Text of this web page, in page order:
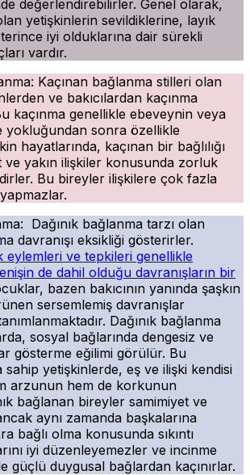
değerlendirebilirler. Genel olarak,
yetişkinlerin sevildiklerine, layık
iyi olduklarına dair sürekli
vardır.
Kaçınan bağlanma stilleri olan
ve bakıcılardan kaçınma
kaçınma genellikle ebeveynin veya
yokluğundan sonra özellikle
hayatlarında, kaçınan bir bağlılığı
ve yakın ilişkiler konusunda zorluk
Bu bireyler ilişkilere çok fazla
Dağınık bağlanma tarzı olan
davranışı eksikliği gösterirler.
eylemleri ve tepkileri genellikle
de dahil olduğu davranışların bir
bazen bakıcının yanında şaşkın
sersemlemiş davranışlar
Dağınık bağlanma
sosyal bağlarında dengesiz ve
gösterme eğilimi görülür. Bu
sahip yetişkinlerde, eş ve ilişki kendisi
arzunun hem de korkunun
bağlanan bireyler samimiyet ve
aynı zamanda başkalarına
bağlı olma konusunda sıkıntı
iyi düzenleyemezler ve incinme
güçlü duygusal bağlardan kaçınırlar.